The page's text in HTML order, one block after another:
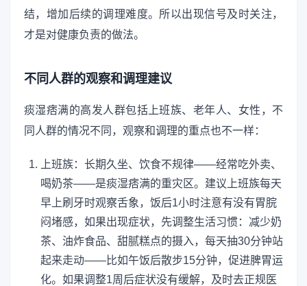
结，增加后续的调理难度。所以出现信号及时关注，
才是对健康负责的做法。
不同人群的观察和调理建议
痰湿痞满的高发人群包括上班族、老年人、女性，不
同人群的情况不同，观察和调理的重点也不一样：
上班族：长期久坐、饮食不规律——经常吃外卖、
喝奶茶——是痰湿痞满的重灾区。建议上班族每天
早上刷牙时观察舌象，饭后1小时注意有没有胃脘
闷堵感，如果出现症状，先调整生活习惯：减少奶
茶、油炸食品、甜腻糕点的摄入，每天抽30分钟站
起来走动——比如午饭后散步15分钟，促进脾胃运
化。如果调整1周后症状没有缓解，及时去正规医